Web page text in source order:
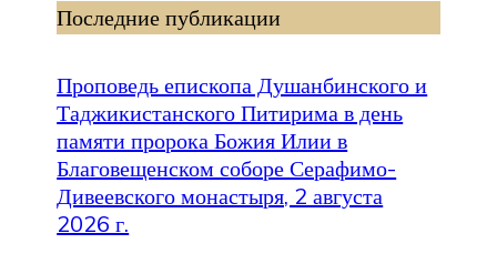
Последние публикации
Проповедь епископа Душанбинского и
Таджикистанского Питирима в день
памяти пророка Божия Илии в
Благовещенском соборе Серафимо-
Дивеевского монастыря, 2 августа
2026 г.